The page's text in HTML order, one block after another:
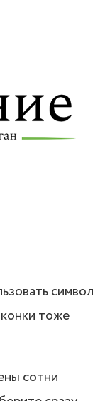
символ
тоже
сотни